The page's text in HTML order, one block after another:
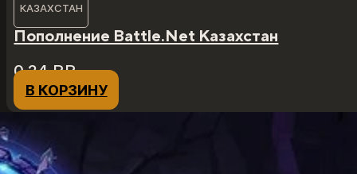
КАЗАХСТАН
Пополнение Battle.Net Казахстан
0,24₽₽
В КОРЗИНУ